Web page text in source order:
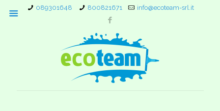
089301648 800821671 info@ecoteam-srl.it